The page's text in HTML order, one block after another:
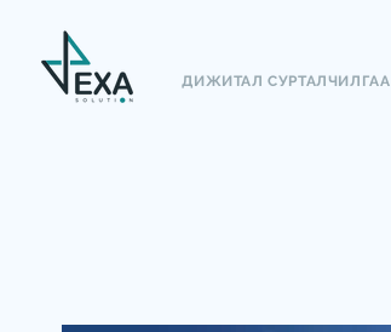
ДИЖИТАЛ СУРТАЛЧИЛГАА